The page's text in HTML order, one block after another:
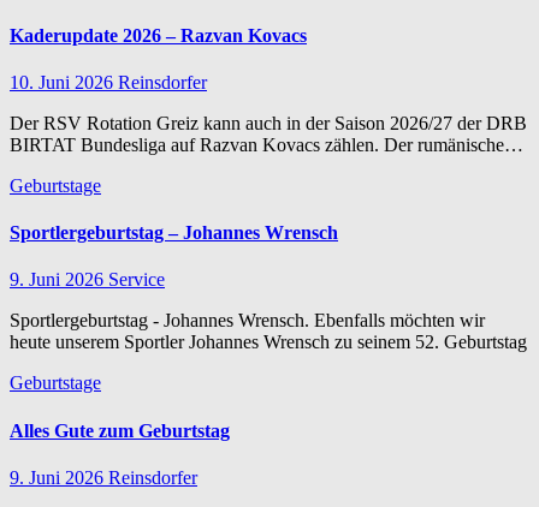
Kaderupdate 2026 – Razvan Kovacs
10. Juni 2026 Reinsdorfer
Der RSV Rotation Greiz kann auch in der Saison 2026/27 der DRB
BIRTAT Bundesliga auf Razvan Kovacs zählen. Der rumänische…
Geburtstage
Sportlergeburtstag – Johannes Wrensch
9. Juni 2026 Service
Sportlergeburtstag - Johannes Wrensch. Ebenfalls möchten wir
heute unserem Sportler Johannes Wrensch zu seinem 52. Geburtstag
Geburtstage
Alles Gute zum Geburtstag
9. Juni 2026 Reinsdorfer